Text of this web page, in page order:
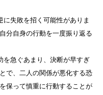
失敗を招く可能性がありま
分自身の行動を一度振り返る
を急ぐあまり、決断が早すぎ
で、二人の関係が悪化する恐
保って慎重に行動することが